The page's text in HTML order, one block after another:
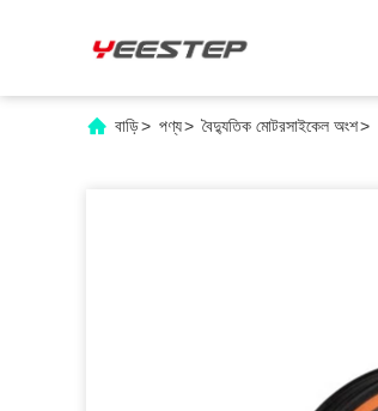
বাড়ি> পণ্য> বৈদ্যুতিক মোটরসাইকেল অংশ>